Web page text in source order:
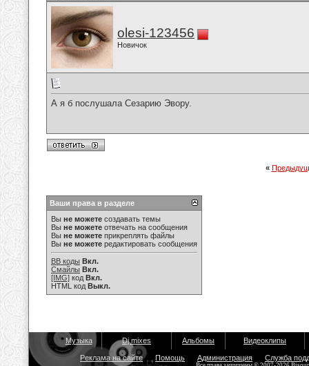
olesi-123456
Новичок
А я б послушала Сезарию Эвору.
«
Ваши права в разделе
Вы не можете создавать темы
Вы не можете отвечать на сообщения
Вы не можете прикреплять файлы
Вы не можете редактировать сообщения
BB коды Вкл.
Смайлы Вкл.
[IMG] код Вкл.
HTML код Выкл.
Музыка Dj mixes Альбомы Видеоклипы
Реклама на сайте Помощь Администрация Служба